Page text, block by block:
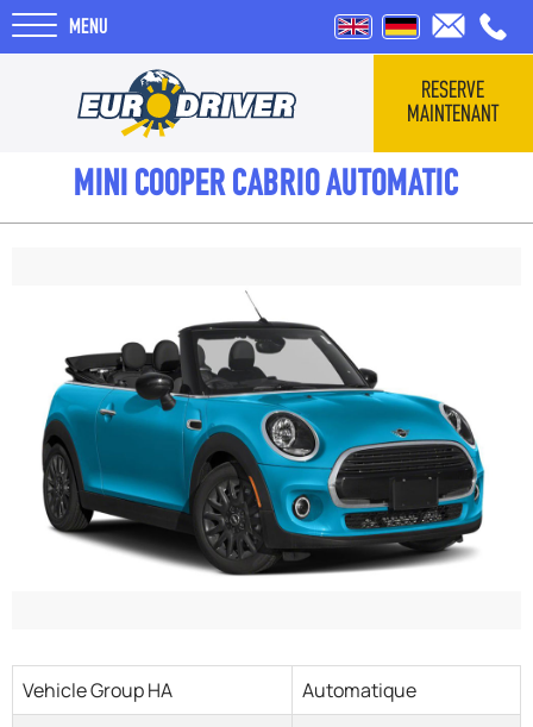
MENU
RESERVE
MAINTENANT
QUI SOMMES-NOUS
F.A.Q
MINI COOPER CABRIO AUTOMATIC
Vehicle Group HA
Automatique